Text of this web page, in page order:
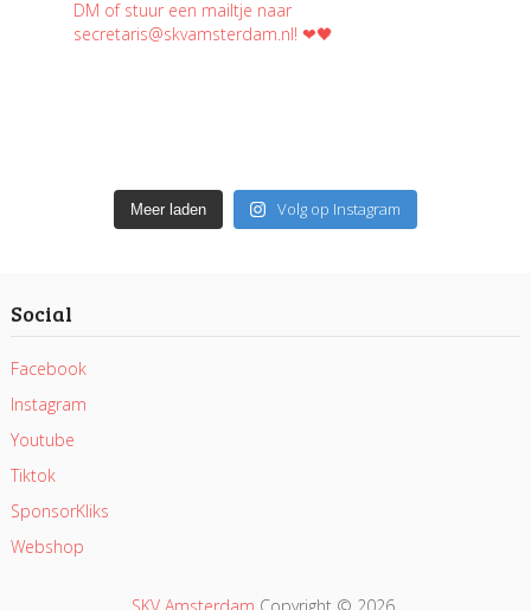
Meer laden Volg op Instagram
Social
Facebook
Instagram
Youtube
Tiktok
SponsorKliks
Webshop
SKV Amsterdam Copyright © 2026.